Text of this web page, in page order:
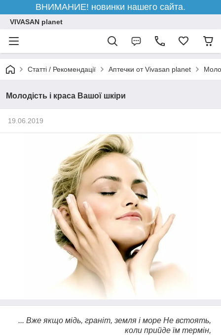
ВНИМАНИЕ! новинки нашего сайта.
VIVASAN planet
Статті / Рекомендації Аптечки от Vivasan planet
Молодість і краса Вашої шкіри
19.06.2019
... Вже якщо мідь, граніт, земля і море Не встоять,
коли прийде їм термін,